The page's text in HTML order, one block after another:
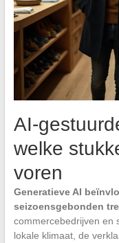
AI-
welke
voren
Generatieve AI
seizoensgebonden
commercebedrijven en
lokale klimaat, de